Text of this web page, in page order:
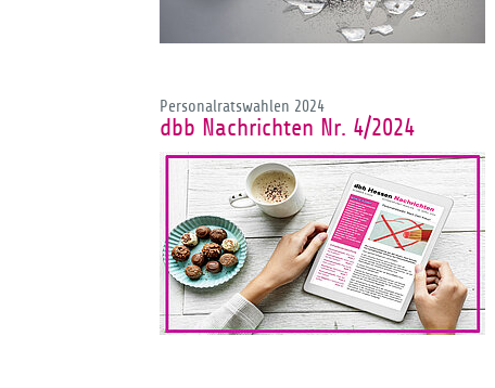
Personalratswahlen 2024
dbb Nachrichten Nr. 4/2024